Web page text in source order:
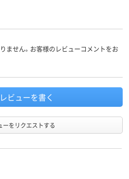
ません。お客様のレビューコメントをお
レビューを書く
ーをリクエストする